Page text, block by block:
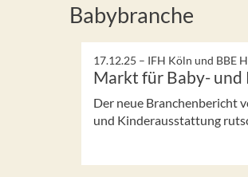
Babybranche
17.12.25 – IFH Köln und BBE
Markt für Baby-
Der neue Branchenbericht
und Kinderausstattung